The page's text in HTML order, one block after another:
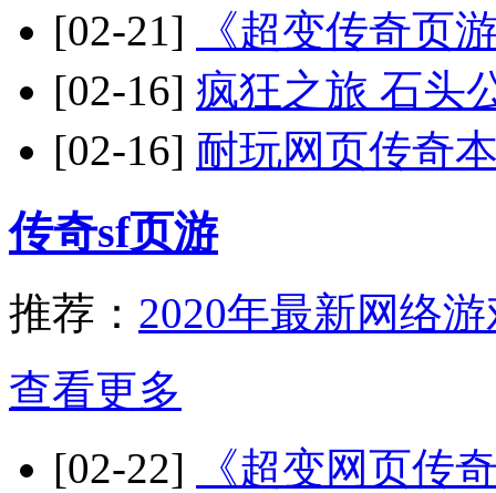
[02-21]
《超变传奇页
[02-16] 疯狂之旅 石头
[02-16] 耐玩网页传奇
传奇sf页游
推荐： 2020年最新网络
查看更多
[02-22]
《超变网页传